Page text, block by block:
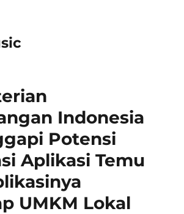
Indonesia
Potensi
Aplikasi Temu
UMKM Lokal